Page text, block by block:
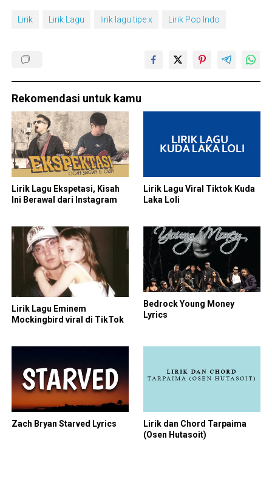
Lirik Lirik Lagu lirik lagu tipe x Lirik Pop Indo
Rekomendasi untuk kamu
Lirik Lagu Ekspetasi, Kisah
Ini Berawal dari Instagram
Lirik Lagu Viral Tiktok Kuda
Laka Loli
Lirik Lagu Eminem
Mockingbird viral di TikTok
Bedrock Young Money
Lyrics
Zach Bryan Starved Lyrics
Lirik dan Chord Tarpaima
(Osen Hutasoit)